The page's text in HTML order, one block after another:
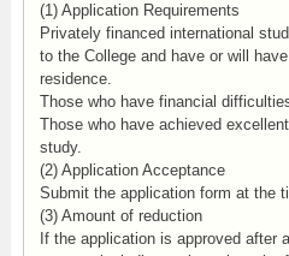
(1) Application Requirements
Privately financed international
to the College and have or will
residence.
Those who have financial
Those who have achieved
study.
(2) Application Acceptance
Submit the application form at the
(3) Amount of reduction
If the application is approved after